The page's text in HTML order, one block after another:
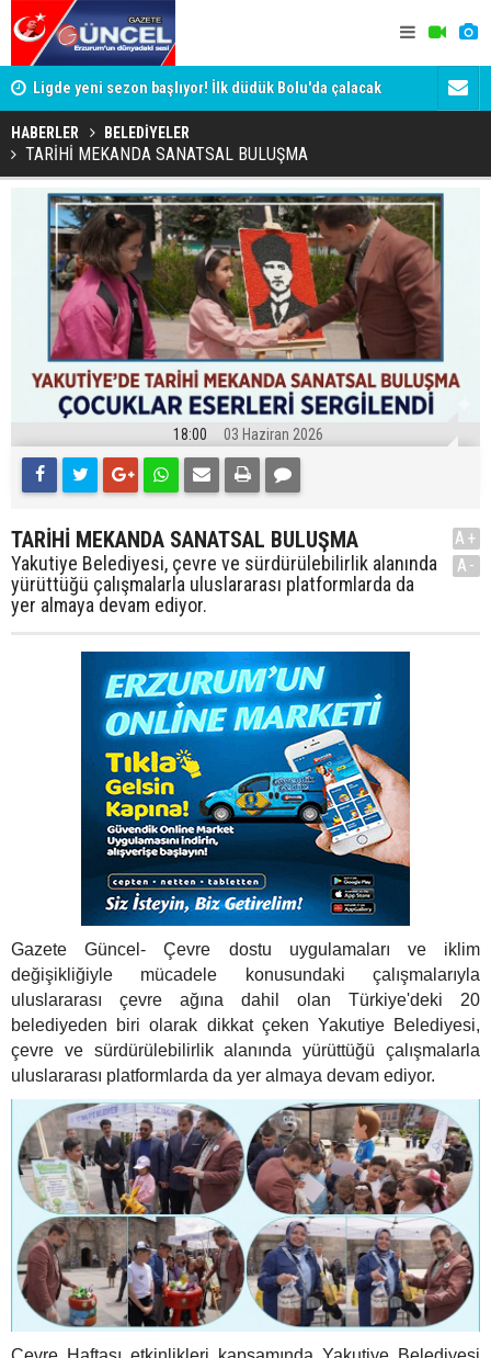
Ligde yeni sezon başlıyor! İlk düdük Bolu'da çalacak Eski Vali
HABERLER BELEDİYELER
TARİHİ MEKANDA SANATSAL BULUŞMA
18:00 03 Haziran 2026
TARİHİ MEKANDA SANATSAL BULUŞMA
Yakutiye Belediyesi, çevre ve sürdürülebilirlik alanında
yürüttüğü çalışmalarla uluslararası platformlarda da
yer almaya devam ediyor.
A+
A-
Gazete Güncel- Çevre dostu uygulamaları ve iklim
değişikliğiyle mücadele konusundaki çalışmalarıyla
uluslararası çevre ağına dahil olan Türkiye'deki 20
belediyeden biri olarak dikkat çeken Yakutiye Belediyesi,
çevre ve sürdürülebilirlik alanında yürüttüğü çalışmalarla
uluslararası platformlarda da yer almaya devam ediyor.